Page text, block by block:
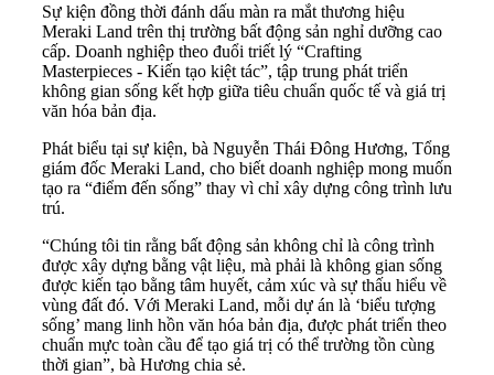
Sự kiện đồng thời đánh dấu màn ra mắt thương hiệu
Meraki Land trên thị trường bất động sản nghỉ dưỡng cao
cấp. Doanh nghiệp theo đuổi triết lý “Crafting
Masterpieces - Kiến tạo kiệt tác”, tập trung phát triển
không gian sống kết hợp giữa tiêu chuẩn quốc tế và giá trị
văn hóa bản địa.
Phát biểu tại sự kiện, bà Nguyễn Thái Đông Hương, Tổng
giám đốc Meraki Land, cho biết doanh nghiệp mong muốn
tạo ra “điểm đến sống” thay vì chỉ xây dựng công trình lưu
trú.
“Chúng tôi tin rằng bất động sản không chỉ là công trình
được xây dựng bằng vật liệu, mà phải là không gian sống
được kiến tạo bằng tâm huyết, cảm xúc và sự thấu hiểu về
vùng đất đó. Với Meraki Land, mỗi dự án là ‘biểu tượng
sống’ mang linh hồn văn hóa bản địa, được phát triển theo
chuẩn mực toàn cầu để tạo giá trị có thể trường tồn cùng
thời gian”, bà Hương chia sẻ.